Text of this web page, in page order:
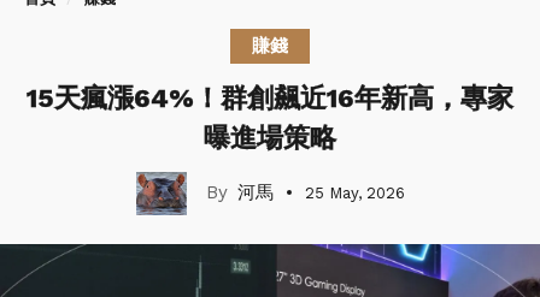
賺錢
15天瘋漲64%！群創飆近16年新高，專家
曝進場策略
河馬 25 May, 2026